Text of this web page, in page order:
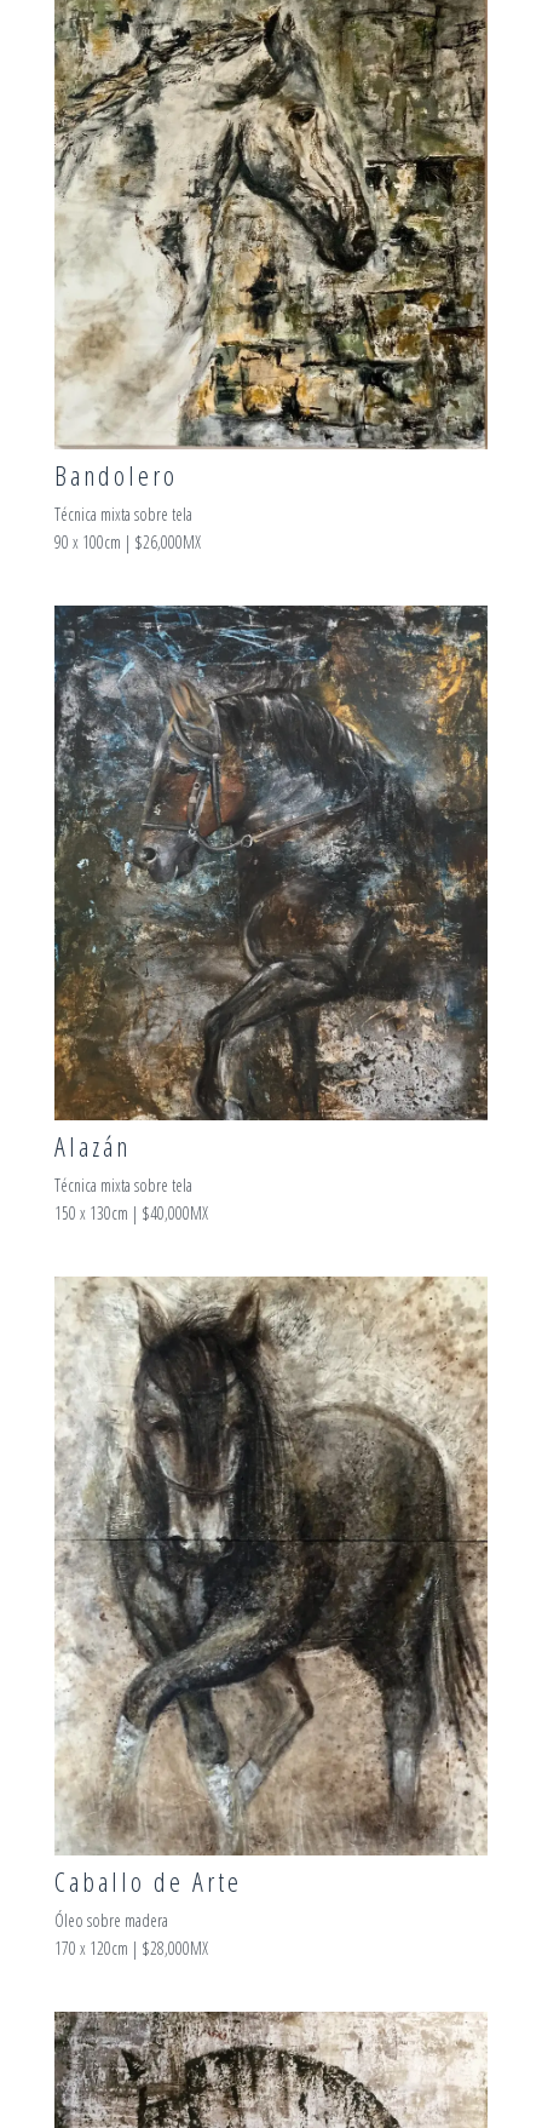
Bandolero
Técnica mixta sobre tela
90 x 100cm | $26,000MX
Alazán
Técnica mixta sobre tela
150 x 130cm | $40,000MX
Caballo de Arte
Óleo sobre madera
170 x 120cm | $28,000MX